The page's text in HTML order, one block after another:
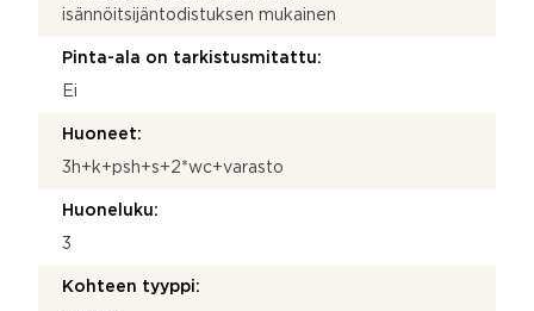
isännöitsijäntodistuksen mukainen
Pinta-ala on tarkistusmitattu:
Ei
Huoneet:
3h+k+psh+s+2*wc+varasto
Huoneluku:
3
Kohteen tyyppi: